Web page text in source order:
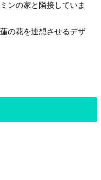
ンの家と隣接していま
の花を連想させるデザ